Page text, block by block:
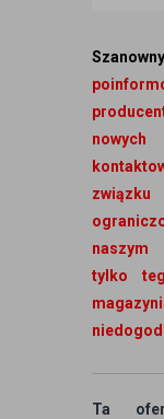
naszym
tylko
Ta